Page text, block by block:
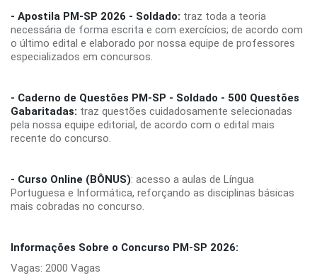
- Apostila PM-SP 2026 - Soldado: traz toda a teoria
necessária de forma escrita e com exercícios; de acordo com
o último edital e elaborado por nossa equipe de professores
especializados em concursos.
- Caderno de Questões PM-SP - Soldado - 500 Questões
Gabaritadas: traz questões cuidadosamente selecionadas
pela nossa equipe editorial, de acordo com o edital mais
recente do concurso.
- Curso Online (BÔNUS): acesso a aulas de Língua
Portuguesa e Informática, reforçando as disciplinas básicas
mais cobradas no concurso.
Informações Sobre o Concurso PM-SP 2026:
Vagas: 2000 Vagas